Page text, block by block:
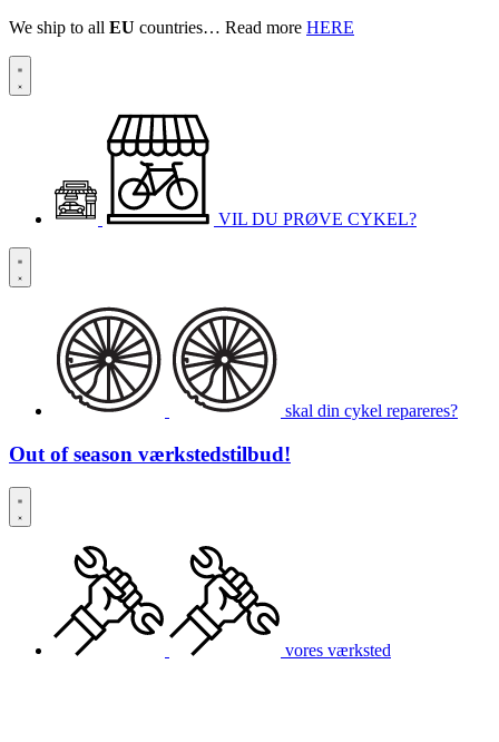
We ship to all EU countries… Read more HERE
VIL DU PRØVE CYKEL?
skal din cykel repareres?
Out of season værkstedstilbud!
vores værksted